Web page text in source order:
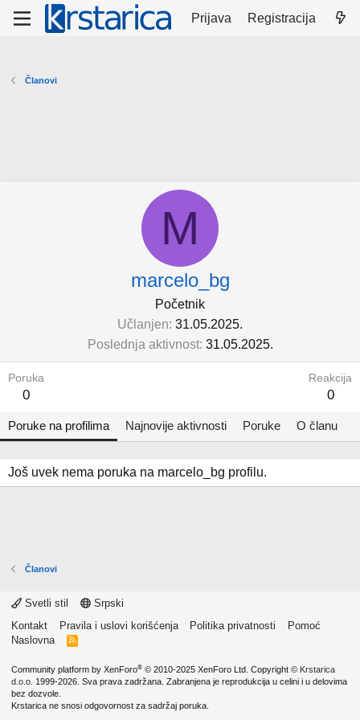
Prijava Registracija
Članovi
M
marcelo_bg
Početnik
Učlanjen 31.05.2025.
Poslednja aktivnost 31.05.2025.
Poruka
0
Reakcija
0
Poruke na profilima Najnovije aktivnosti Poruke O članu
Još uvek nema poruka na marcelo_bg profilu.
Članovi
Svetli stil
Srpski
Kontakt
Pravila i uslovi korišćenja Politika privatnosti
Pomoć
Naslovna
R
Community platform by XenForo® © 2010-2025 XenForo Ltd. Copyright © Krstarica
d.o.o. 1999-2026. Sva prava zadržana. Zabranjena je reprodukcija u celini i u delovima
bez dozvole.
Krstarica ne snosi odgovornost za sadržaj poruka.